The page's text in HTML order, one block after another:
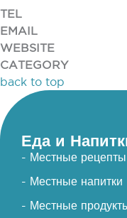
TEL
EMAIL
WEBSITE
CATEGORY
back to top
Еда и
- Местные рецепты
- Местные напитки
- Местные